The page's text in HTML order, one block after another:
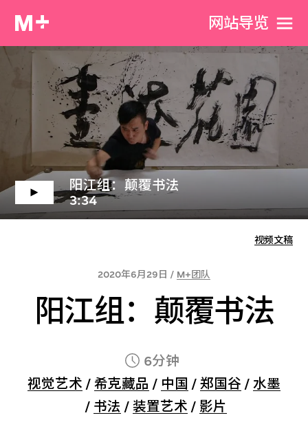
网站导览
阳江组：颠覆书法
3:34
视频文稿
2020年6月29日 / M+团队
阳江组：颠覆书法
6分钟
视觉艺术 / 希克藏品 / 中国 / 郑国谷 / 水墨
/ 书法 / 装置艺术 / 影片